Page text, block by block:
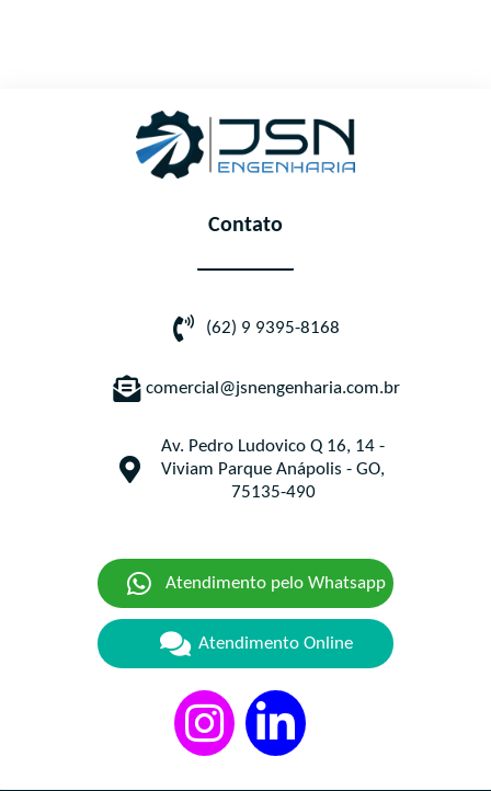
Contato
(62) 9 9395-8168
comercial@jsnengenharia.com.br
Av. Pedro Ludovico Q 16, 14 -
Viviam Parque Anápolis - GO,
75135-490
Atendimento pelo Whatsapp
Atendimento Online